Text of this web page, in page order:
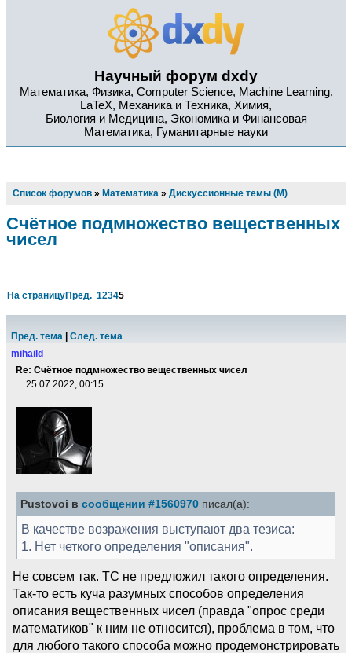
Научный форум dxdy
Математика, Физика, Computer Science, Machine Learning,
LaTeX, Механика и Техника, Химия,
Биология и Медицина, Экономика и Финансовая
Математика, Гуманитарные науки
Список форумов » Математика » Дискуссионные темы (М)
Счётное подмножество вещественных
чисел
На страницуПред. 12345
Пред. тема
След. тема
mihaild
Re: Счётное подмножество вещественных чисел
25.07.2022, 00:15
Pustovoi в сообщении #1560970 писал(а):
В качестве возражения выступают два тезиса:
1. Нет четкого определения "описания".
Не совсем так. ТС не предложил такого определения.
Так-то есть куча разумных способов определения
описания вещественных чисел (правда "опрос среди
математиков" к ним не относится), проблема в том, что
для любого такого способа можно продемонстрировать